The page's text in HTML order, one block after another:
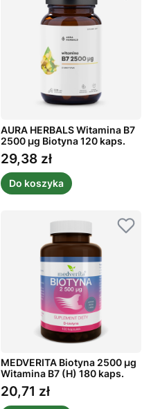
AURA HERBALS Witamina B7
2500 µg Biotyna 120 kaps.
Cena
29,38 zł
Do koszyka
MEDVERITA Biotyna 2500 µg
Witamina B7 (H) 180 kaps.
Cena
20,71 zł